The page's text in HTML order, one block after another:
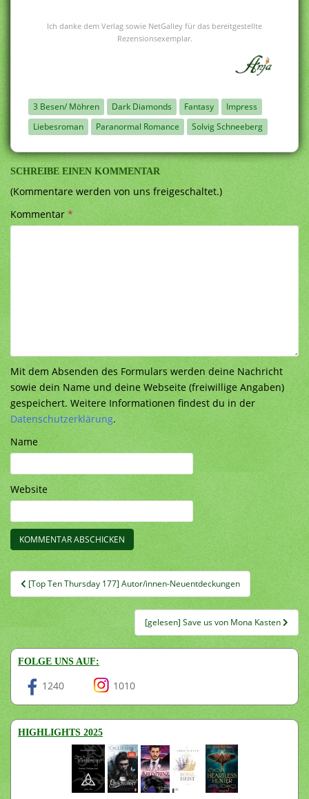
Ich danke dem Verlag sowie NetGalley für das bereitgestellte
Rezensionsexemplar.
3 Besen/ Möhren Dark Diamonds Fantasy
Impress
Liebesroman
Paranormal Romance Solvig Schneeberg
SCHREIBE EINEN KOMMENTAR
(Kommentare werden von uns freigeschaltet.)
Kommentar*
Mit dem Absenden des Formulars werden deine Nachricht
sowie dein Name und deine Webseite (freiwillige Angaben)
gespeichert. Weitere Informationen findest du in der
Datenschutzerklärung.
Name
Website
Beitragsnavigation
[Top Ten Thursday 177] Autor/innen-Neuentdeckungen
[gelesen] Save us von Mona Kasten
FOLGE UNS AUF:
1240 1010
HIGHLIGHTS 2025